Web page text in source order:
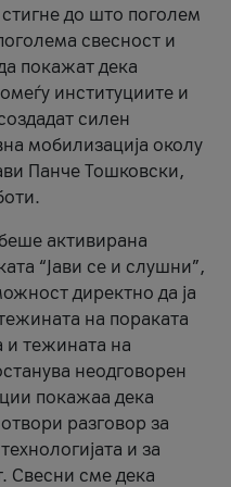
до што поголем
свесност и
покажат дека
институциите и
силен
мобилизација околу
Панче Тошковски,
активирана
“Јави се и слушни”,
директно да ја
на пораката
и тежината на
неодговорен
покажаа дека
разговор за
и за
Свесни сме дека